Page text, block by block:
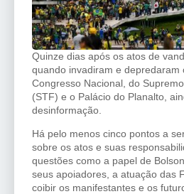
Quinze dias após os atos de
quando invadiram e depredaram
Congresso Nacional, do
(STF) e o Palácio do Planalto,
desinformação.
Há pelo menos cinco pontos a
sobre os atos e suas
questões como a papel de
seus apoiadores, a atuação das
coibir os manifestantes e os